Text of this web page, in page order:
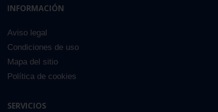
INFORMACIÓN
Aviso legal
Condiciones de uso
Mapa del sitio
Política de cookies
SERVICIOS